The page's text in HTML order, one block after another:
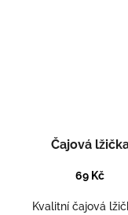
Čajová
69 Kč
Kvalitní čajová